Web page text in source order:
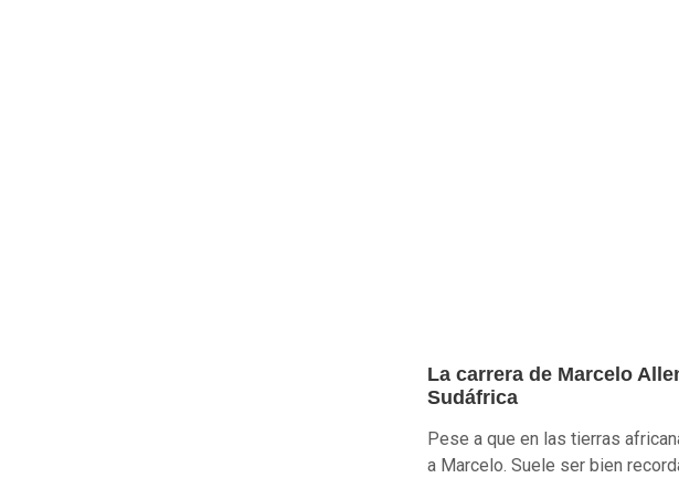
La carrera de Marcelo
Sudáfrica
Pese a que en las tierras
a Marcelo. Suele ser bien